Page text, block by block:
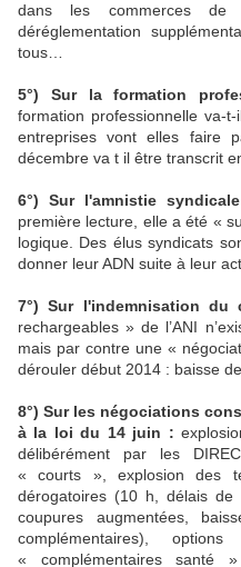
dans les commerces
déréglementation
tous…
5°) Sur la formation
formation professionnelle va-
entreprises vont elles faire
décembre va t il être transcrit
6°) Sur l'amnistie
première lecture, elle a été «
logique. Des élus syndicats
donner leur ADN suite à leur
7°) Sur l'indemnisation du
rechargeables » de l’ANI
mais par contre une «
dérouler début 2014 : baisse
8°) Sur les négociations
à la loi du 14 juin :
délibérément par les
« courts », explosion des
dérogatoires (10 h, délais de
coupures augmentées,
complémentaires),
« complémentaires santé